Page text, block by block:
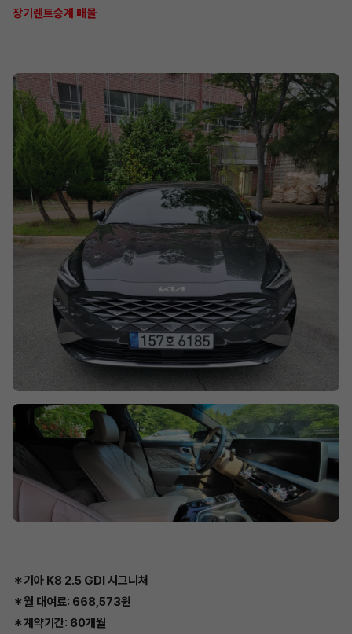
장기렌트승계 매물
＊기아 K8 2.5 GDI 시그니처
＊월 대여료: 668,573원
＊계약기간: 60개월